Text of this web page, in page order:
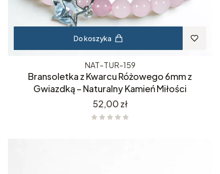
Do koszyka
NAT-TUR-159
Bransoletka z Kwarcu Różowego 6mm z
Gwiazdką – Naturalny Kamień Miłości
Cena
52,00 zł